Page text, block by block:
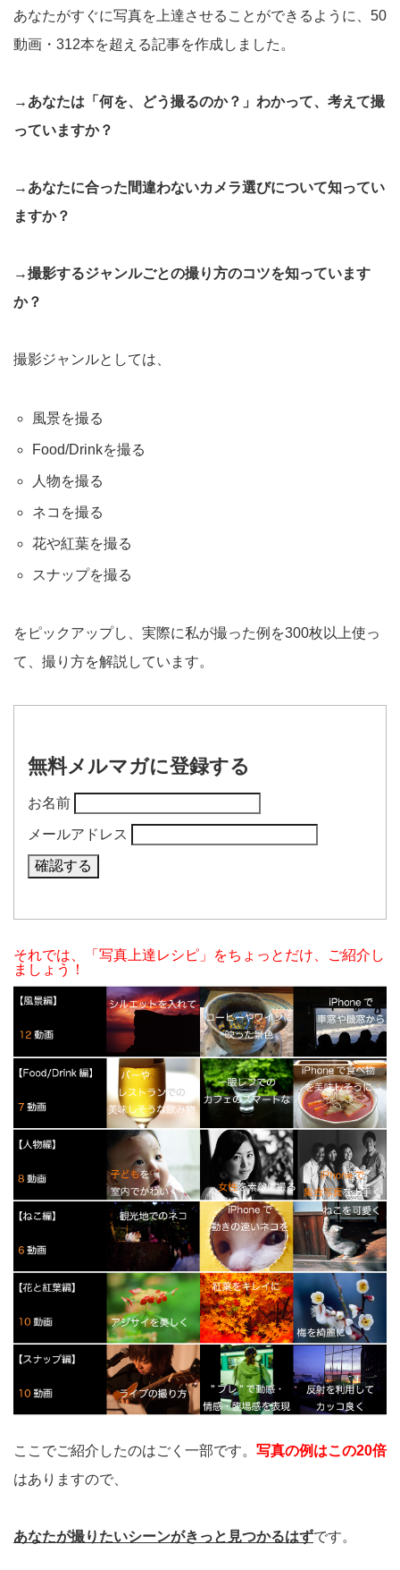
あなたがすぐに写真を上達させることができるように、50
動画・312本を超える記事を作成しました。
→あなたは「何を、どう撮るのか？」わかって、考えて撮
っていますか？
→あなたに合った間違わないカメラ選びについて知ってい
ますか？
→撮影するジャンルごとの撮り方のコツを知っています
か？
撮影ジャンルとしては、
風景を撮る
Food/Drinkを撮る
人物を撮る
ネコを撮る
花や紅葉を撮る
スナップを撮る
をピックアップし、実際に私が撮った例を300枚以上使っ
て、撮り方を解説しています。
無料メルマガに登録する
お名前
メールアドレス
それでは、「写真上達レシピ」をちょっとだけ、ご紹介し
ましょう！
ここでご紹介したのはごく一部です。 写真の例はこの20倍
はありますので、
あなたが撮りたいシーンがきっと見つかるはずです。